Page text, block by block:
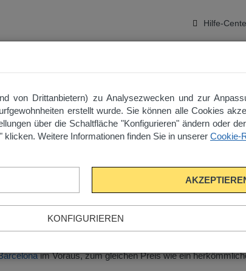
von Drittanbietern) zu Analysezwecken und zur
erstellt wurde. Sie können alle Cookies
über die Schaltfläche "Konfigurieren" ändern oder
Weitere Informationen finden Sie in unserer Cookie-
KONFIGURIEREN
Hilfe-
2
Sie bei der Gran Via-Urgell Haltestelle aus. Von dort aus
.
im Voraus, zum gleichen Preis wie ein